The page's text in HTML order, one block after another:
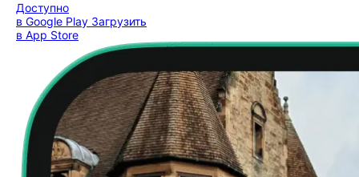
Доступно
в Google Play Загрузить
в App Store